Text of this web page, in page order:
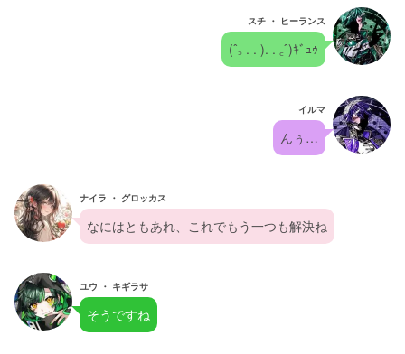
スチ ・ ヒーランス
(ˆ꜆ . . ). . ꜀ˆ)ｷﾞｭｩ
イルマ
んぅ…
ナイラ ・ グロッカス
なにはともあれ、これでもう一つも解決ね
ユウ ・ キギラサ
そうですね